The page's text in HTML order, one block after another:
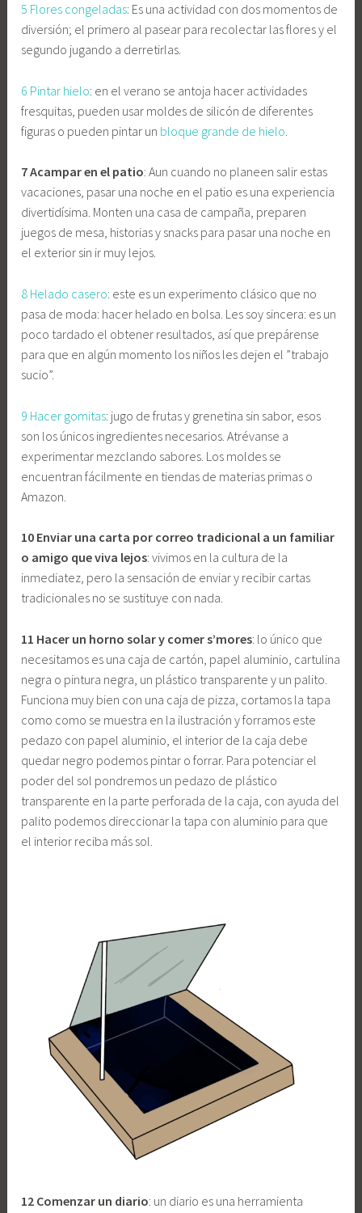
5 Flores congeladas: Es una actividad con dos momentos de
diversión; el primero al pasear para recolectar las flores y el
segundo jugando a derretirlas.
6 Pintar hielo: en el verano se antoja hacer actividades
fresquitas, pueden usar moldes de silicón de diferentes
figuras o pueden pintar un bloque grande de hielo
7 Acampar en el patio: Aun cuando no planeen salir estas
vacaciones, pasar una noche en el patio es una experiencia
divertidísima. Monten una casa de campaña, preparen
juegos de mesa, historias y snacks para pasar una noche en
el exterior sin ir muy lejos.
8 Helado casero: este es un experimento clásico que no
pasa de moda: hacer helado en bolsa. Les soy sincera: es un
poco tardado el obtener resultados, así que prepárense
para que en algún momento los niños les dejen el ”trabajo
sucio”.
9 Hacer gomitas: jugo de frutas y grenetina sin sabor, esos
son los únicos ingredientes necesarios. Atrévanse a
experimentar mezclando sabores. Los moldes se
encuentran fácilmente en tiendas de materias primas o
Amazon.
10 Enviar una carta por correo tradicional a un familiar
o amigo que viva lejos: vivimos en la cultura de la
inmediatez, pero la sensación de enviar y recibir cartas
tradicionales no se sustituye con nada.
11 Hacer un horno solar y comer s’mores: lo único que
necesitamos es una caja de cartón, papel aluminio, cartulina
negra o pintura negra, un plástico transparente y un palito.
Funciona muy bien con una caja de pizza, cortamos la tapa
como como se muestra en la ilustración y forramos este
pedazo con papel aluminio, el interior de la caja debe
quedar negro podemos pintar o forrar. Para potenciar el
poder del sol pondremos un pedazo de plástico
transparente en la parte perforada de la caja, con ayuda del
palito podemos direccionar la tapa con aluminio para que
el interior reciba más sol.
12 Comenzar un diario: un diario es una herramienta